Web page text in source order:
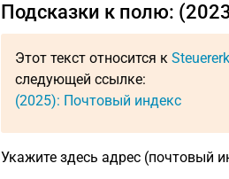
Подсказки к полю:
Этот текст относится к
следующей ссылке:
(2025): Почтовый индекс
Укажите здесь адрес (почтовый